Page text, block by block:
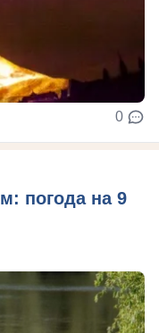
0
погода на 9